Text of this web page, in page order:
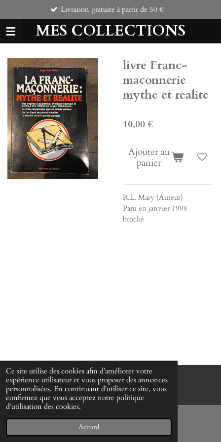
Ce site utilise des cookies afin d’améliorer votre
expérience utilisateur et vous proposer des annonces
personnalisées. En continuant d'utiliser ce site, vous
confirmez que vous acceptez notre politique
d’utilisation des cookies.
Accord
au
contenu
principal
MES COLLECTIONS
Livraison gratuite à partir de 50 €
livre Franc-
maconnerie
mythe et realite
10,00 €
Ajouter au
panier
R.L. Mary (Auteur)
Paru en janvier 1998
broché
© www-mes-collections.net